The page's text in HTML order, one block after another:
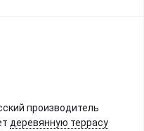
производитель
деревянную террасу